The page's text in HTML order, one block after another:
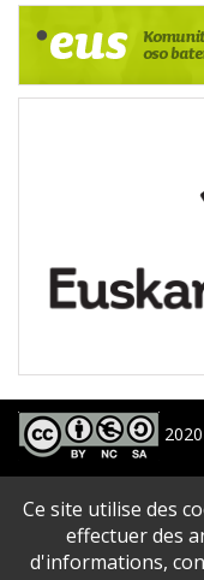
Larrin Plaza 1, 20550
688 63 24 33 / 943 250
PLAN DU SITE | ACCESSIBILITé |
Ce site utilise des
effectuer des
d'informations,